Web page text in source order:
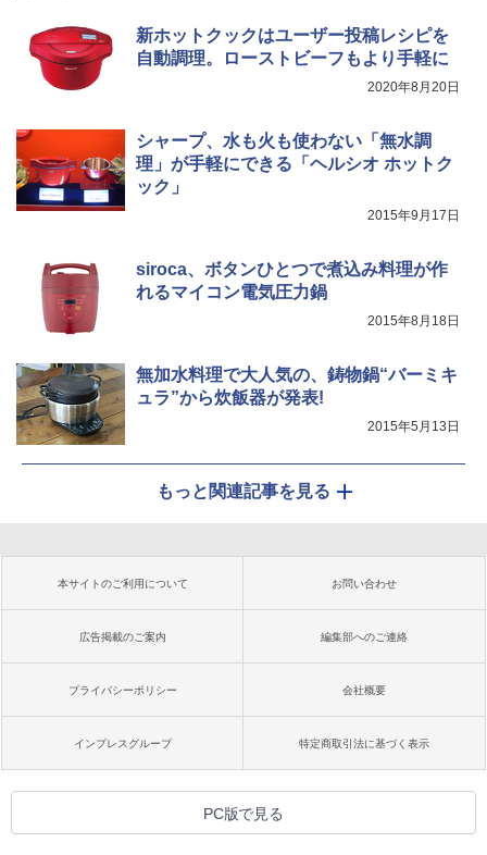
新ホットクックはユーザー投稿レシピを
自動調理。ローストビーフもより手軽に
2020年8月20日
シャープ、水も火も使わない「無水調
理」が手軽にできる「ヘルシオ ホットク
ック」
2015年9月17日
siroca、ボタンひとつで煮込み料理が作
れるマイコン電気圧力鍋
2015年8月18日
無加水料理で大人気の、鋳物鍋“バーミキ
ュラ”から炊飯器が発表!
2015年5月13日
もっと関連記事を見る
本サイトのご利用について お問い合わせ
広告掲載のご案内 編集部へのご連絡
プライバシーポリシー 会社概要
インプレスグループ 特定商取引法に基づく表示
PC版で見る